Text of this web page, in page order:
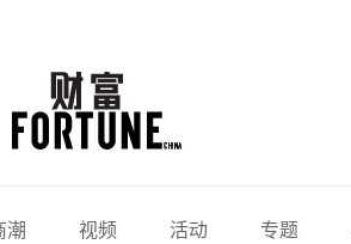
潮 视频 活动 专题